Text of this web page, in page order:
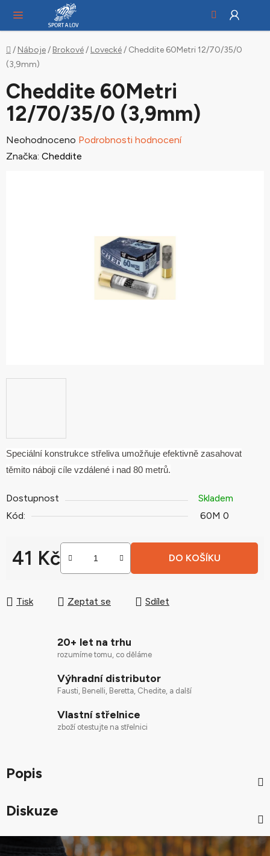
obsah
Domů
/ Náboje/ Brokové/ Lovecké/ Cheddite 60Metri 12/70/35/0
(3,9mm)
Speciální konstrukce střeliva umožňuje efektivně zasahovat
těmito náboji cíle vzdálené i nad 80 metrů.
Dostupnost
Skladem
Kód:
60M 0
41 Kč
Měrná cena:
DO KOŠÍKU
Tisk Zeptat se Sdílet
Cheddite 60Metri
12/70/35/0 (3,9mm)
Průměrné
hodnocení
Neohodnoceno Podrobnosti hodnocení
Značka: Cheddite
20+ let na trhu
rozumíme tomu, co děláme
Výhradní distributor
Fausti, Benelli, Beretta, Chedite, a další
Vlastní střelnice
zboží otestujte na střelnici
Popis
Diskuze